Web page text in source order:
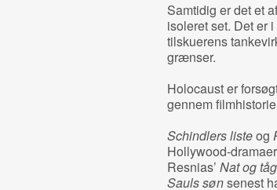
Samtidig er det et
isoleret set. Det er
tilskuerens
grænser.
Holocaust er
gennem
Schindlers listeog
Hollywood-
Resnias’ Nat og
Sauls sønsenest